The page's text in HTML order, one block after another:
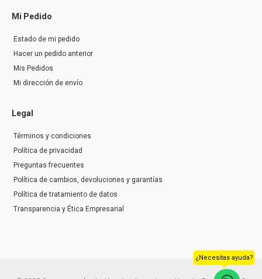
Mi Pedido
Estado de mi pedido
Hacer un pedido anterior
Mis Pedidos
Mi dirección de envío
Legal
Términos y condiciones
Política de privacidad
Preguntas frecuentes
Política de cambios, devoluciones y garantías
Política de tratamiento de datos
Transparencia y Ética Empresarial
¿Necesitas ayuda?